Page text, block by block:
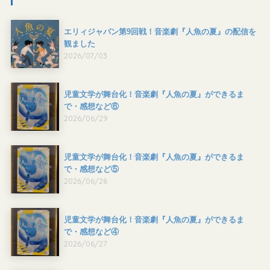
エリィジャパン第9回戦！音楽劇『人魚の夏』の配信を
観ました
2026/07/03
児童文学が舞台化！音楽劇『人魚の夏』ができるま
で・感想など⑥
2026/06/29
児童文学が舞台化！音楽劇『人魚の夏』ができるま
で・感想など⑤
2026/06/28
児童文学が舞台化！音楽劇『人魚の夏』ができるま
で・感想など④
2026/06/27